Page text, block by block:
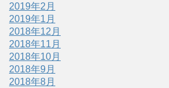
2019年2月
2019年1月
2018年12月
2018年11月
2018年10月
2018年9月
2018年8月